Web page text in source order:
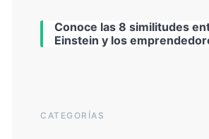
Conoce las 8 similitudes
Einstein y los
CATEGORÍAS